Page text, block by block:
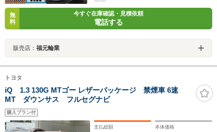
無
料
今すぐ在庫確認・見積依頼
電話する
販売店： 福元輪業
トヨタ
iQ 1.3 130G MTゴー レザーパッケージ 禁煙車 6速
MT ダウンサス フルセグナビ
購入プラン付
支払総額 本体価格